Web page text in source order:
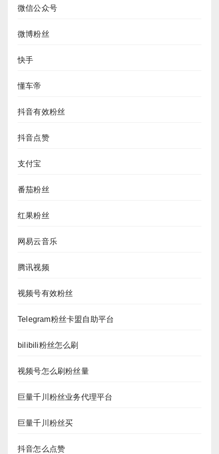
微信公众号
微博粉丝
快手
懂车帝
抖音有效粉丝
抖音点赞
支付宝
番茄粉丝
红果粉丝
网易云音乐
腾讯视频
视频号有效粉丝
Telegram粉丝卡盟自助平台
bilibili粉丝怎么刷
视频号怎么刷粉丝量
巨量千川粉丝业务代理平台
巨量千川粉丝买
抖音怎么点赞